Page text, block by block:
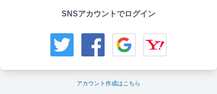
SNSアカウントでログイン
アカウント作成はこちら